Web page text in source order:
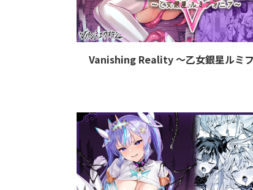
Vanishing Reality 〜乙女銀星ルミ